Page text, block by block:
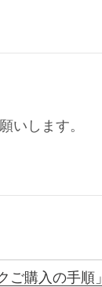
いします。
ご購入の手順」